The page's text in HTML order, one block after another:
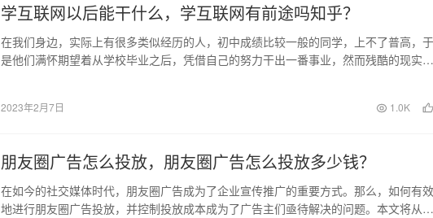
学互联网以后能干什么，学互联网有前途吗知乎？
在我们身边，实际上有很多类似经历的人，初中成绩比较一般的同学，上不了普高，于
是他们满怀期望着从学校毕业之后，凭借自己的努力干出一番事业，然而残酷的现实却
2023年2月7日 1.0K
朋友圈广告怎么投放，朋友圈广告怎么投放多少钱？
在如今的社交媒体时代，朋友圈广告成为了企业宣传推广的重要方式。那么，如何有效
地进行朋友圈广告投放，并控制投放成本成为了广告主们亟待解决的问题。本文将从投